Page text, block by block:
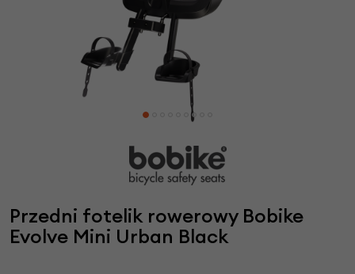
Przedni fotelik rowerowy Bobike
Evolve Mini Urban Black